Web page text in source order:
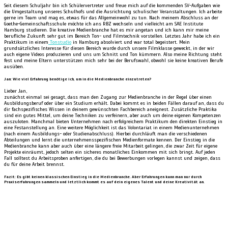
Seit diesem Schuljahr bin ich Schülervertreter und freue mich auf die kommenden SV-Aufgaben wie
die Umgestaltung unseres Schulhofs und die Ausrichtung schulischer Veranstaltungen. Ich arbeite
gerne im Team und mag es, etwas für das Allgemeinwohl zu tun. Nach meinem Abschluss an der
Goethe-Gemeinschaftsschule möchte ich ans RBZ wechseln und vielleicht am SAE Institute
Hamburg studieren. Die kreative Medienbranche hat es mir angetan und ich kann mir meine
berufliche Zukunft sehr gut im Bereich Ton- und Filmtechnik vorstellen. Letztes Jahr habe ich ein
Praktikum in einem Tonstudio in Hamburg absolviert und war total begeistert. Mein
grundsätzliches Interesse für diesen Bereich wurde durch unsere Filmklasse geweckt, in der wir
auch eigene Videos produzieren und uns um Schnitt und Ton kümmern. Also meine Richtung steht
fest und meine Eltern unterstützen mich sehr bei der Berufswahl, obwohl sie keine kreativen Berufe
ausüben.
Jan: Wie viel Erfahrung benötige ich, um in die Medienbranche einzutreten?
Lieber Jan,
zunächst einmal sei gesagt, dass man den Zugang zur Medienbranche in der Regel über einen
Ausbildungsberuf oder über ein Studium erhält. Dabei kommt es in beiden Fällen darauf an, dass du
dir fachspezifisches Wissen in deinem gewünschten Fachbereich aneignest. Zusätzliche Praktika
sind ein gutes Mittel, um deine Techniken zu verfeinern, aber auch um deine eigenen Kompetenzen
auszuloten. Manchmal bieten Unternehmen nach erfolgreichem Praktikum den direkten Einstieg in
eine Festanstellung an. Eine weitere Möglichkeit ist das Volontariat in einem Medienunternehmen
(nach einem Ausbildungs- oder Studienabschluss). Hierbei durchläuft man die verschiedenen
Abteilungen und lernt die unternehmensspezifischen Medienformate kennen. Der Einstieg in die
Medienbranche kann aber auch über eine längere freie Mitarbeit gelingen, die zwar Zeit für eigene
Projekte einräumt, jedoch selten ein sicheres monatliches Einkommen mit sich bringt. Auf jeden
Fall solltest du Arbeitsproben anfertigen, die du bei Bewerbungen vorlegen kannst und zeigen, dass
du für deine Arbeit brennst.
Fazit: Es gibt keinen klassischen Einstieg in die Medienbranche. Aber Erfahrungen kann man nur durch
Praxiserfahrungen sammeln und letztlich kommt es auf dein eigenes Talent und deine Kreativität an.